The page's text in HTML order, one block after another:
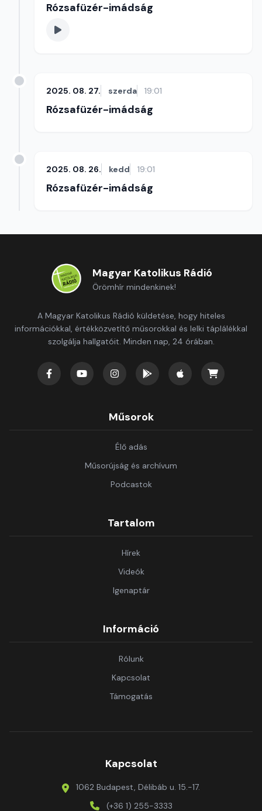
Rózsafüzér-imádság
2025. 08. 27. szerda 19:01
Rózsafüzér-imádság
2025. 08. 26. kedd 19:01
Rózsafüzér-imádság
Magyar Katolikus Rádió
Örömhír mindenkinek!
A Magyar Katolikus Rádió küldetése, hogy hiteles
információkkal, értékközvetítő műsorokkal és lelki táplálékkal
szolgálja hallgatóit. Minden nap, 24 órában.
Műsorok
Élő adás
Műsorújság és archívum
Podcastok
Tartalom
Hírek
Videók
Igenaptár
Információ
Rólunk
Kapcsolat
Támogatás
Kapcsolat
1062 Budapest, Délibáb u. 15.-17.
(+36 1) 255-3333